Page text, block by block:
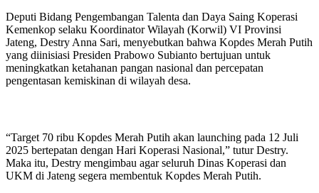
Deputi Bidang Pengembangan Talenta dan Daya Saing Koperasi
Kemenkop selaku Koordinator Wilayah (Korwil) VI Provinsi
Jateng, Destry Anna Sari, menyebutkan bahwa Kopdes Merah Putih
yang diinisiasi Presiden Prabowo Subianto bertujuan untuk
meningkatkan ketahanan pangan nasional dan percepatan
pengentasan kemiskinan di wilayah desa.
“Target 70 ribu Kopdes Merah Putih akan launching pada 12 Juli
2025 bertepatan dengan Hari Koperasi Nasional,” tutur Destry.
Maka itu, Destry mengimbau agar seluruh Dinas Koperasi dan
UKM di Jateng segera membentuk Kopdes Merah Putih.